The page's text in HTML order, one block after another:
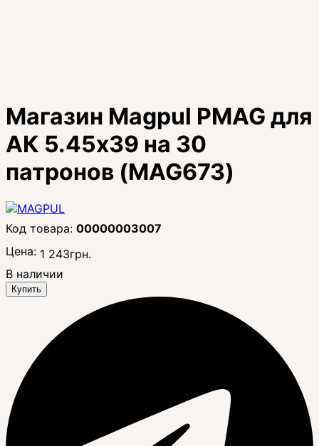
Магазин Magpul PMAG для
АК 5.45х39 на 30
патронов (MAG673)
00000003007
Цена: 1 243грн.
В наличии
Купить